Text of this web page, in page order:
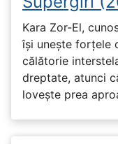
Kara Zor-El,
își unește forțele
călătorie
dreptate, atunci
lovește prea